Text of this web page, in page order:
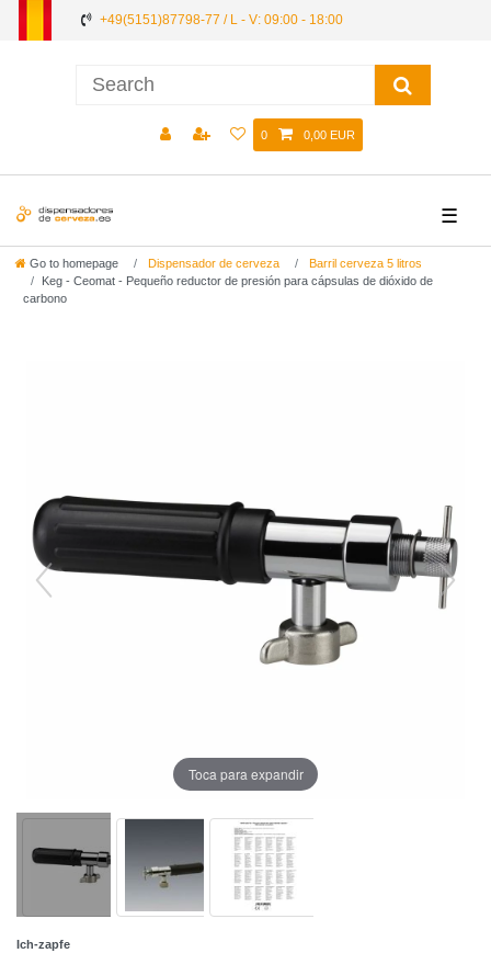
+49(5151)87798-77 / L - V: 09:00 - 18:00
0 0,00 EUR
☰
Go to homepage Dispensador de cerveza
Barril cerveza 5 litros
Keg - Ceomat - Pequeño reductor de presión para cápsulas de dióxido de
carbono
Toca para expandir
Ich-zapfe